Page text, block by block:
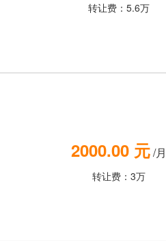
转让费：5.6万
2000.00 元/月
转让费：3万